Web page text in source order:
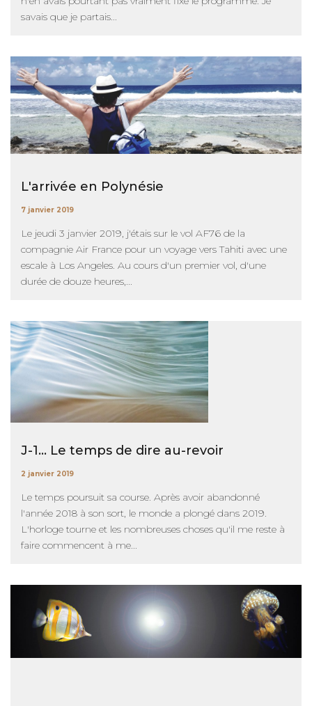
savais que je partais...
L'arrivée en Polynésie
7 janvier 2019
Le jeudi 3 janvier 2019, j'étais sur le vol AF76 de la
compagnie Air France pour un voyage vers Tahiti avec une
escale à Los Angeles. Au cours d'un premier vol, d'une
durée de douze heures,...
J-1... Le temps de dire au-revoir
2 janvier 2019
Le temps poursuit sa course. Après avoir abandonné
l'année 2018 à son sort, le monde a plongé dans 2019.
L'horloge tourne et les nombreuses choses qu'il me reste à
faire commencent à me...